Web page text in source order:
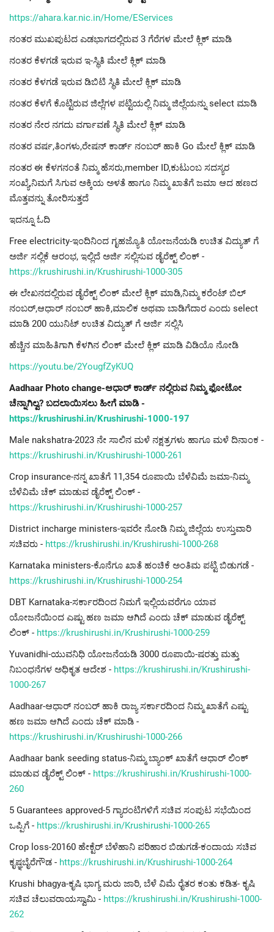
https://ahara.kar.nic.in/Home/EServices
ನಂತರ ಮುಖಪುಟದ ಎಡಭಾಗದಲ್ಲಿರುವ 3 ಗೆರೆಗಳ ಮೇಲೆ ಕ್ಲಿಕ್ ಮಾಡಿ
ನಂತರ ಕೆಳಗಡೆ ಇರುವ ಇ-ಸ್ಥಿತಿ ಮೇಲೆ ಕ್ಲಿಕ್ ಮಾಡಿ
ನಂತರ ಕೆಳಗಡೆ ಇರುವ ಡಿಬಿಟಿ ಸ್ಥಿತಿ ಮೇಲೆ ಕ್ಲಿಕ್ ಮಾಡಿ
ನಂತರ ಕೆಳಗೆ ಕೊಟ್ಟಿರುವ ಜಿಲ್ಲೆಗಳ ಪಟ್ಟಿಯಲ್ಲಿ ನಿಮ್ಮ ಜಿಲ್ಲೆಯನ್ನು select ಮಾಡಿ
ನಂತರ ನೇರ ನಗದು ವರ್ಗಾವಣೆ ಸ್ಥಿತಿ ಮೇಲೆ ಕ್ಲಿಕ್ ಮಾಡಿ
ನಂತರ ವರ್ಷ,ತಿಂಗಳು,ರೇಷನ್ ಕಾರ್ಡ್ ನಂಬರ್ ಹಾಕಿ Go ಮೇಲೆ ಕ್ಲಿಕ್ ಮಾಡಿ
ನಂತರ ಈ ಕೆಳಗನಂತೆ ನಿಮ್ಮ ಹೆಸರು,member ID,ಕುಟುಂಬ ಸದಸ್ಯರ
ಸಂಖ್ಯೆ,ನಿಮಗೆ ಸಿಗುವ ಅಕ್ಕಿಯ ಅಳತೆ ಹಾಗೂ ನಿಮ್ಮ ಖಾತೆಗೆ ಜಮಾ ಆದ ಹಣದ
ಮೊತ್ತವನ್ನು ತೋರಿಸುತ್ತದೆ
ಇದನ್ನೂ ಓದಿ
Free electricity-ಇಂದಿನಿಂದ ಗೃಹಜ್ಯೊತಿ ಯೋಜನೆಯಡಿ ಉಚಿತ ವಿದ್ಯುತ್ ಗೆ
ಅರ್ಜಿ ಸಲ್ಲಿಕೆ ಆರಂಭ, ಇಲ್ಲಿದೆ ಅರ್ಜಿ ಸಲ್ಲಿಸುವ ಡೈರೆಕ್ಟ್ ಲಿಂಕ್ -
https://krushirushi.in/Krushirushi-1000-305
ಈ ಲೇಖನದಲ್ಲಿರುವ ಡೈರೆಕ್ಟ್ ಲಿಂಕ್ ಮೇಲೆ ಕ್ಲಿಕ್ ಮಾಡಿ,ನಿಮ್ಮ ಕರೆಂಟ್ ಬಿಲ್
ನಂಬರ್,ಆಧಾರ್ ನಂಬರ್ ಹಾಕಿ,ಮಾಲಿಕ ಅಥವಾ ಬಾಡಿಗೆದಾರ ಎಂದು select
ಮಾಡಿ 200 ಯುನಿಟ್ ಉಚಿತ ವಿದ್ಯುತ್ ಗೆ ಅರ್ಜಿ ಸಲ್ಲಿಸಿ
ಹೆಚ್ಚಿನ ಮಾಹಿತಿಗಾಗಿ ಕೆಳಗಿನ ಲಿಂಕ್ ಮೇಲೆ ಕ್ಲಿಕ್ ಮಾಡಿ ವಿಡಿಯೊ ನೋಡಿ
https://youtu.be/2YougfZyKUQ
Aadhaar Photo change-ಆಧಾರ್ ಕಾರ್ಡ್ ನಲ್ಲಿರುವ ನಿಮ್ಮ ಫೋಟೋ
ಚೆನ್ನಾಗಿಲ್ವ? ಬದಲಾಯಿಸಲು ಹೀಗೆ ಮಾಡಿ -
https://krushirushi.in/Krushirushi-1000-197
Male nakshatra-2023 ನೇ ಸಾಲಿನ ಮಳೆ ನಕ್ಷತ್ರಗಳು ಹಾಗೂ ಮಳೆ ದಿನಾಂಕ -
https://krushirushi.in/Krushirushi-1000-261
Crop insurance-ನನ್ನ ಖಾತೆಗೆ 11,354 ರೂಪಾಯಿ ಬೆಳೆವಿಮೆ ಜಮಾ-ನಿಮ್ಮ
ಬೆಳೆವಿಮೆ ಚೆಕ್ ಮಾಡುವ ಡೈರೆಕ್ಟ್ ಲಿಂಕ್ -
https://krushirushi.in/Krushirushi-1000-257
District incharge ministers-ಇವರೇ ನೋಡಿ ನಿಮ್ಮ ಜಿಲ್ಲೆಯ ಉಸ್ತುವಾರಿ
ಸಚಿವರು - https://krushirushi.in/Krushirushi-1000-268
Karnataka ministers-ಕೊನೆಗೂ ಖಾತೆ ಹಂಚಿಕೆ ಅಂತಿಮ ಪಟ್ಟಿ ಬಿಡುಗಡೆ -
https://krushirushi.in/Krushirushi-1000-254
DBT Karnataka-ಸರ್ಕಾರದಿಂದ ನಿಮಗೆ ಇಲ್ಲಿಯವರೆಗೂ ಯಾವ
ಯೋಜನೆಯಿಂದ ಎಷ್ಟು ಹಣ ಜಮಾ ಆಗಿದೆ ಎಂದು ಚೆಕ್ ಮಾಡುವ ಡೈರೆಕ್ಟ್
ಲಿಂಕ್ - https://krushirushi.in/Krushirushi-1000-259
Yuvanidhi-ಯುವನಿಧಿ ಯೋಜನೆಯಡಿ 3000 ರೂಪಾಯಿ-ಷರತ್ತು ಮತ್ತು
ನಿಬಂಧನೆಗಳ ಅಧಿಕೃತ ಆದೇಶ - https://krushirushi.in/Krushirushi-
1000-267
Aadhaar-ಆಧಾರ್ ನಂಬರ್ ಹಾಕಿ ರಾಜ್ಯ ಸರ್ಕಾರದಿಂದ ನಿಮ್ಮ ಖಾತೆಗೆ ಎಷ್ಟು
ಹಣ ಜಮಾ ಆಗಿದೆ ಎಂದು ಚೆಕ್ ಮಾಡಿ -
https://krushirushi.in/Krushirushi-1000-266
Aadhaar bank seeding status-ನಿಮ್ಮ ಬ್ಯಾಂಕ್ ಖಾತೆಗೆ ಆಧಾರ್ ಲಿಂಕ್
ಮಾಡುವ ಡೈರೆಕ್ಟ್ ಲಿಂಕ್ - https://krushirushi.in/Krushirushi-1000-
260
5 Guarantees approved-5 ಗ್ಯಾರಂಟಿಗಳಿಗೆ ಸಚಿವ ಸಂಪುಟ ಸಭೆಯಿಂದ
ಒಪ್ಪಿಗೆ - https://krushirushi.in/Krushirushi-1000-265
Crop loss-20160 ಹೇಕ್ಟೆರ್ ಬೆಳೆಹಾನಿ ಪರಿಹಾರ ಬಿಡುಗಡೆ-ಕಂದಾಯ ಸಚಿವ
ಕೃಷ್ಞಬೈರೆಗೌಡ - https://krushirushi.in/Krushirushi-1000-264
Krushi bhagya-ಕೃಷಿ ಭಾಗ್ಯ ಮರು ಜಾರಿ, ಬೆಳೆ ವಿಮೆ ರೈತರ ಕಂತು ಕಡಿತ- ಕೃಷಿ
ಸಚಿವ ಚೆಲುವರಾಯಸ್ವಾಮಿ - https://krushirushi.in/Krushirushi-1000-
262